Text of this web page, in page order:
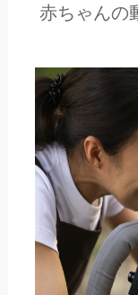
赤ちゃんの